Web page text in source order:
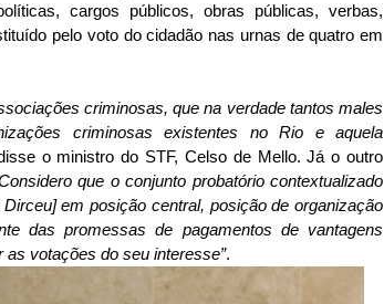
cargos públicos, obras públicas, verbas,
pelo voto do cidadão nas urnas de quatro em
criminosas, que na verdade tantos males
criminosas existentes no Rio e aquela
o ministro do STF, Celso de Mello. Já o outro
que o conjunto probatório contextualizado
em posição central, posição de organização
das promessas de pagamentos de vantagens
votações do seu interesse”.